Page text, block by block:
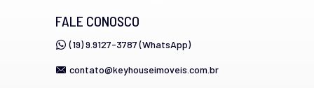
FALE CONOSCO
(19) 9.9127-3787 (WhatsApp)
contato@keyhouseimoveis.com.br